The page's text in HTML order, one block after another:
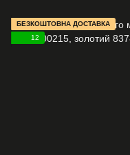
БЕЗКОШТОВНА ДОСТАВКА
12